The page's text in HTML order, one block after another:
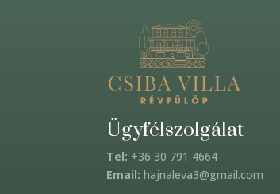
Ügyfélszolgálat
Tel: +36 30 791 4664
Email: hajnaleva3@gmail.com